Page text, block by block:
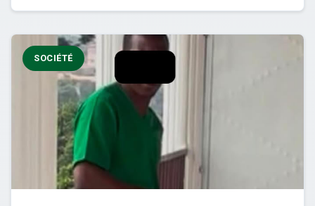
SOCIÉTÉ